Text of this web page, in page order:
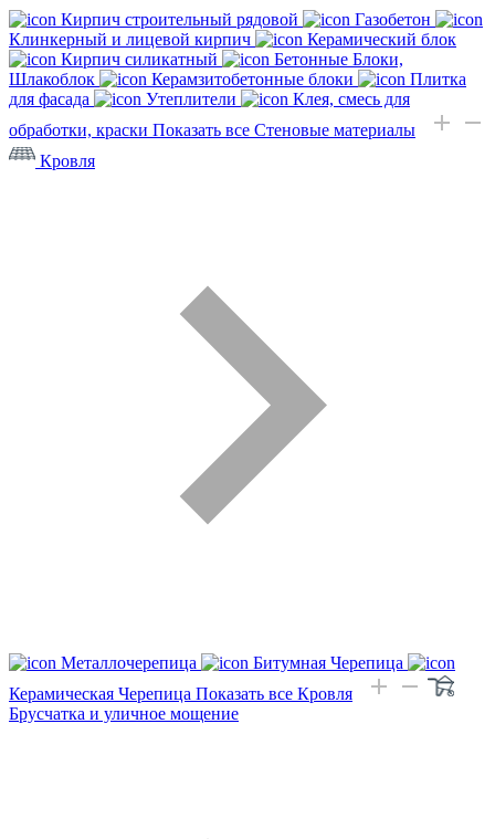
Кирпич строительный рядовой
Газобетон
Клинкерный и лицевой кирпич
Керамический блок
Кирпич силикатный
Бетонные Блоки,
Шлакоблок
Керамзитобетонные блоки
Плитка
для фасада
Утеплители
Клея, смесь для
обработки, краски Показать все Стеновые материалы
Кровля
Металлочерепица
Битумная Черепица
Керамическая Черепица Показать все Кровля
Брусчатка и уличное мощение